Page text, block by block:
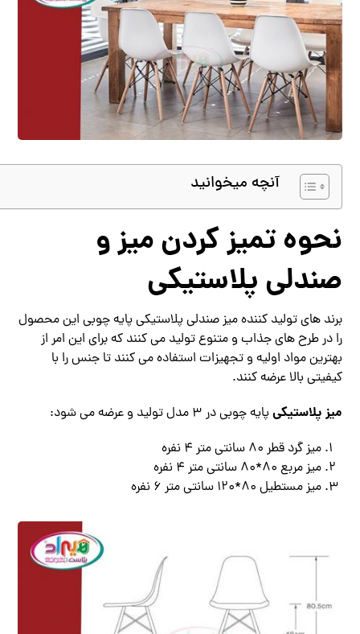
آنچه میخوانید
نحوه تمیز کردن میز و
صندلی پلاستیکی
برند های تولید کننده میز صندلی پلاستیکی پایه چوبی این محصول
را در طرح های جذاب و متنوع تولید می کنند که برای این امر از
بهترین مواد اولیه و تجهیزات استفاده می کنند تا جنس را با
کیفیتی بالا عرضه کنند.
میز پلاستیکیپایه چوبی در 3 مدل تولید و عرضه می شود:
میز گرد قطر 80 سانتی متر 4 نفره
میز مربع 80*80 سانتی متر 4 نفره
میز مستطیل 80*120 سانتی متر 6 نفره